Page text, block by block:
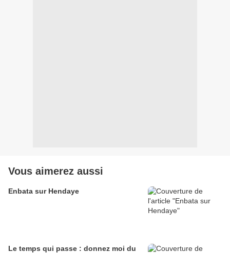
Vous aimerez aussi
Enbata sur Hendaye
Le temps qui passe : donnez moi du